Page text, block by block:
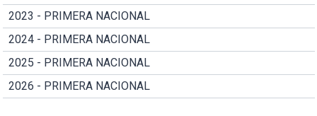
2023 - PRIMERA NACIONAL
2024 - PRIMERA NACIONAL
2025 - PRIMERA NACIONAL
2026 - PRIMERA NACIONAL